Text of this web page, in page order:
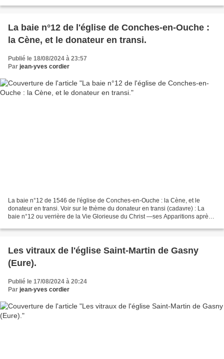
La baie n°12 de l'église de Conches-en-Ouche :
la Cène, et le donateur en transi.
Publié le 18/08/2024 à 23:57
Par jean-yves cordier
La baie n°12 de 1546 de l'église de Conches-en-Ouche : la Cène, et le
donateur en transi. Voir sur le thème du donateur en transi (cadavre) : La
baie n°12 ou verrière de la Vie Glorieuse du Christ —ses Apparitions après
Les vitraux de l'église Saint-Martin de Gasny
(Eure).
Publié le 17/08/2024 à 20:24
Par jean-yves cordier